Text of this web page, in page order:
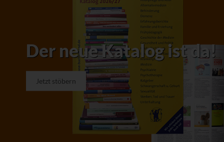
Der neue Katalog ist da!
Jetzt stöbern